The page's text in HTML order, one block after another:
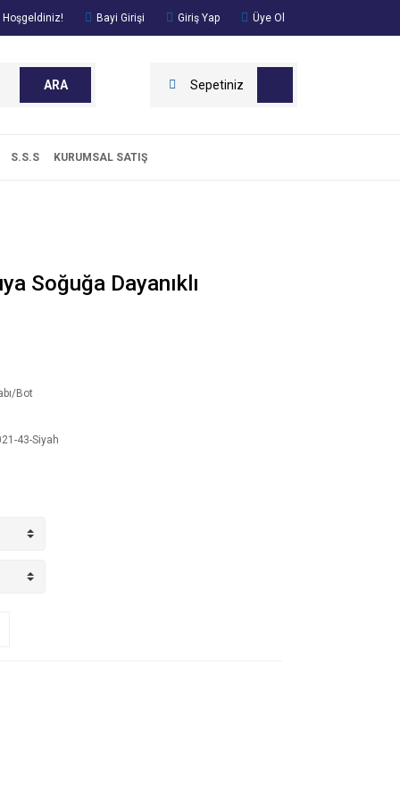
Hoşgeldiniz! Bayi Girişi Giriş Yap Üye Ol
ARA Sepetiniz
S.S.S KURUMSAL SATIŞ
Soğuğa Dayanıklı
Bot
43-Siyah